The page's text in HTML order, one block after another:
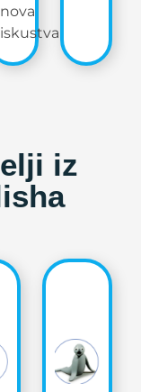
nova
iskustva
iz